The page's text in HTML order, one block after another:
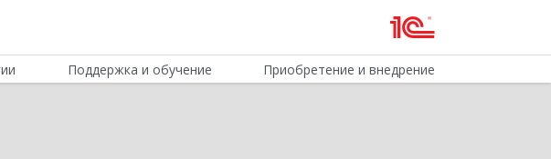
Поддержка и обучение Приобретение и внедрение